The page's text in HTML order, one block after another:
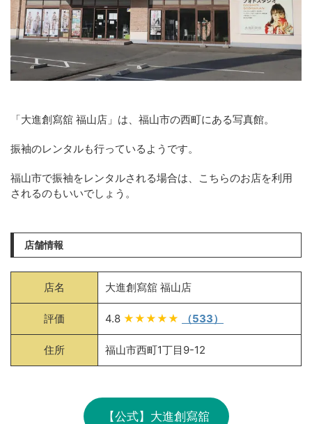
「大進創寫舘 福山店」は、福山市の西町にある写真館。
振袖のレンタルも行っているようです。
福山市で振袖をレンタルされる場合は、こちらのお店を利用
されるのもいいでしょう。
店舗情報
店名 大進創寫舘 福山店
評価 4.8 ★★★★★ （533）
住所 福山市西町1丁目9-12
【公式】大進創寫舘